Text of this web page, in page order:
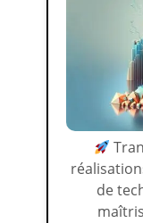
de